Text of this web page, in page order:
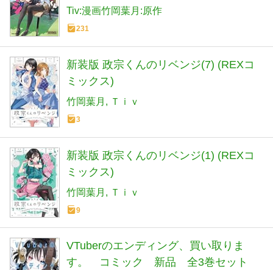
Tiv:漫画竹岡葉月:原作
231
新装版 政宗くんのリベンジ(7) (REXコ
ミックス)
竹岡葉月 Ｔｉｖ
3
新装版 政宗くんのリベンジ(1) (REXコ
ミックス)
竹岡葉月 Ｔｉｖ
9
VTuberのエンディング、買い取りま
す。 コミック 新品 全3巻セット